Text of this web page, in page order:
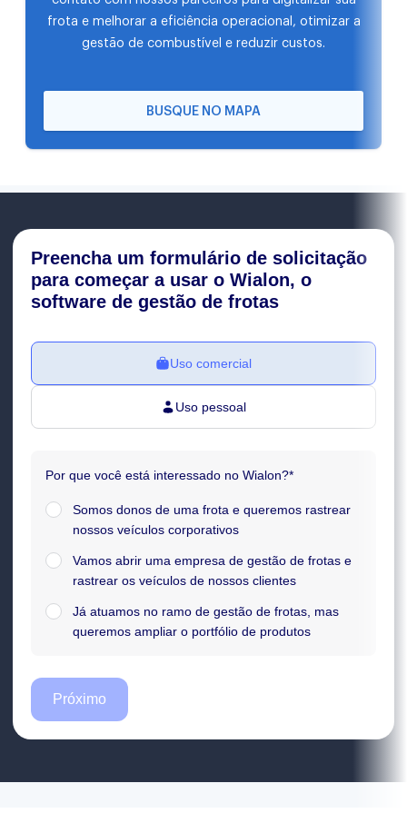
frota e melhorar a eficiência operacional, otimizar a
gestão de combustível e reduzir custos.
BUSQUE NO MAPA